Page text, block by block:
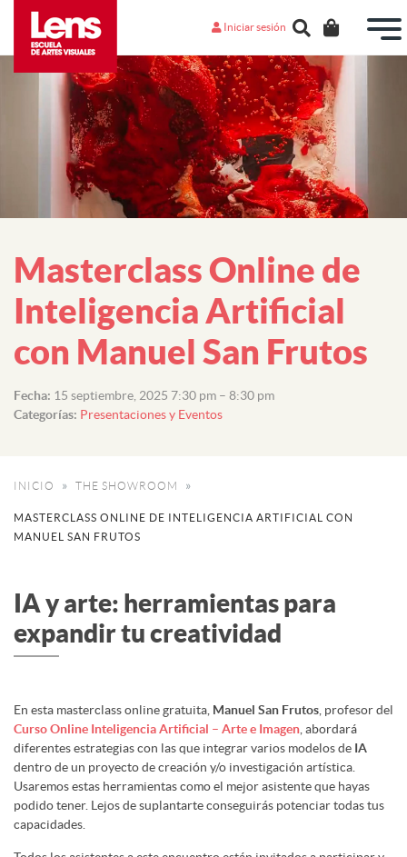
Iniciar sesión
Masterclass Online de
Inteligencia Artificial
con Manuel San Frutos
Fecha: 15 septiembre, 2025 7:30 pm – 8:30 pm
Categorías: Presentaciones y Eventos
INICIO THE SHOWROOM
MASTERCLASS ONLINE DE INTELIGENCIA ARTIFICIAL CON
MANUEL SAN FRUTOS
IA y arte: herramientas para
expandir tu creatividad
En esta masterclass online gratuita, Manuel San Frutos , profesor del
Curso Online Inteligencia Artificial – Arte e Imagen , abordará
diferentes estrategias con las que integrar varios modelos de IA
dentro de un proyecto de creación y/o investigación artística.
Usaremos estas herramientas como el mejor asistente que hayas
podido tener. Lejos de suplantarte conseguirás potenciar todas tus
capacidades.